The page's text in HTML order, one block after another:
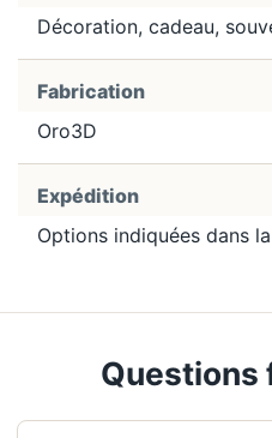
Décoration, cadeau,
Fabrication
Oro3D
Expédition
Options indiquées dans
Questions